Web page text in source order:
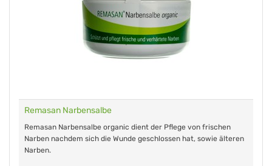
Remasan Narbensalbe
Remasan Narbensalbe organic dient der Pflege von frischen
Narben nachdem sich die Wunde geschlossen hat, sowie älteren
Narben.